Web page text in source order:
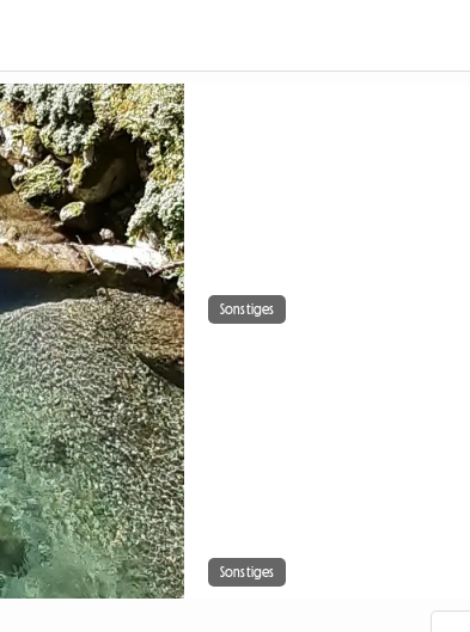
Sonstiges
Sonstiges